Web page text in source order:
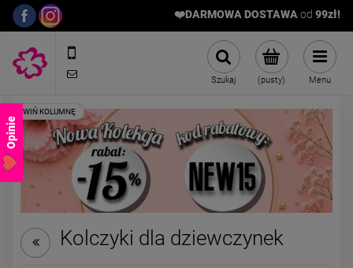
❤️DARMOWA DOSTAWA od 99zł!
sklep@stalowelove.com.pl (pusty)
Szukaj Menu
Kolczyki dla dziewczynek
Opinie